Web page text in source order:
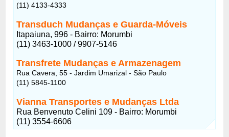
(11) 4133-4333
Transduch Mudanças e Guarda-Móveis
Itapaiuna, 996 - Bairro: Morumbi
(11) 3463-1000 / 9907-5146
Transfrete Mudanças e Armazenagem
Rua Cavera, 55 - Jardim Umarizal - São Paulo
(11) 5845-1100
Vianna Transportes e Mudanças Ltda
Rua Benvenuto Celini 109 - Bairro: Morumbi
(11) 3554-6606